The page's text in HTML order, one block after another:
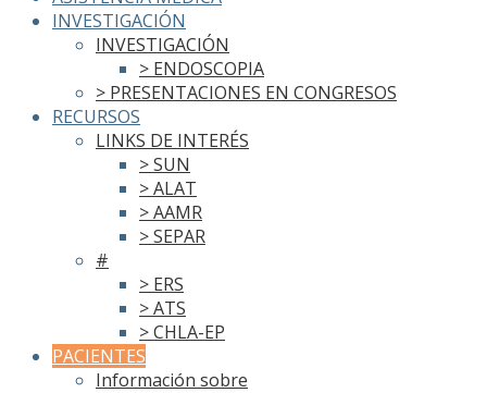
INVESTIGACIÓN
INVESTIGACIÓN
> ENDOSCOPIA
> PRESENTACIONES EN CONGRESOS
RECURSOS
LINKS DE INTERÉS
> SUN
> ALAT
> AAMR
> SEPAR
#
> ERS
> ATS
> CHLA-EP
PACIENTES
Información sobre